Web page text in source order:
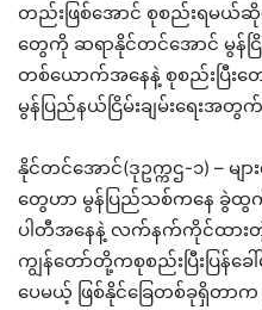
တည်းဖြစ်အောင် စုစည်းရမ
တွေကို ဆရာနိုင်တင်အောင် မွန်ငြိ
တစ်ယောက်အနေနဲ့ စုစည်းပြီးတ
မွန်ပြည်နယ်ငြိမ်းချမ်းရေးအတွက်ပ
နိုင်တင်အောင်(ဒုဥက္ကဌ-၁) – မ
တွေဟာ မွန်ပြည်သစ်ကနေ ခွဲထွ
ပါတီအနေနဲ့ လက်နက်ကိုင်ထာ
ကျွန်တော်တို့ကစုစည်းပြီးပြန်ခေ
ပေမယ့် ဖြစ်နိုင်ခြေတစ်ခုရှိတာ